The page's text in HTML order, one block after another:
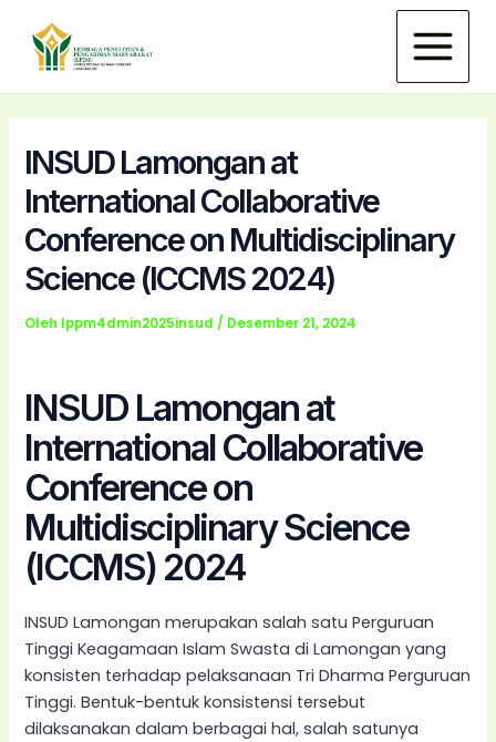
konten
Main
Menu
INSUD Lamongan at
International Collaborative
Conference on Multidisciplinary
Science (ICCMS 2024)
Oleh lppm4dmin2025insud / Desember 21, 2024
INSUD Lamongan at
International Collaborative
Conference on
Multidisciplinary Science
(ICCMS) 2024
INSUD Lamongan merupakan salah satu Perguruan
Tinggi Keagamaan Islam Swasta di Lamongan yang
konsisten terhadap pelaksanaan Tri Dharma Perguruan
Tinggi. Bentuk-bentuk konsistensi tersebut
dilaksanakan dalam berbagai hal, salah satunya